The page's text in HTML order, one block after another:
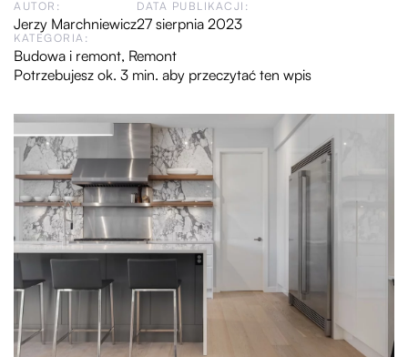
AUTOR:
Jerzy Marchniewicz
DATA PUBLIKACJI:
27 sierpnia 2023
KATEGORIA:
Budowa i remont, Remont
Potrzebujesz ok. 3 min. aby przeczytać ten wpis